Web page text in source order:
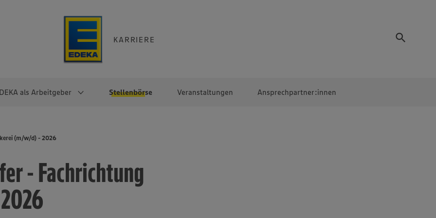
KARRIERE
als Arbeitgeber Stellenbörse Veranstaltungen Ansprechpartner:innen
Direkteinstieg
Noch Fragen?
Überblick
EDEKA Fruchtkontor
(m/w/d) - 2026
- Fachrichtung